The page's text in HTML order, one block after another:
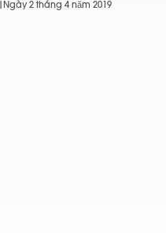
Ngày 2 tháng 4 năm 2019